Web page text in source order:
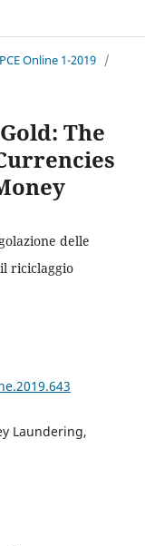
Online 1-2019 /
The
delle
riciclaggio
Laundering,